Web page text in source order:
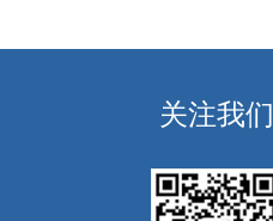
关注我们